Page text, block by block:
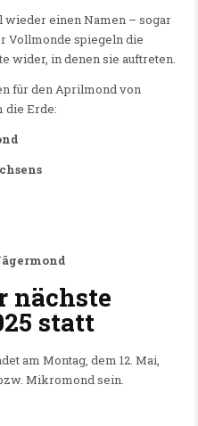
wieder einen Namen – sogar
Vollmonde spiegeln die
wider, in denen sie auftreten.
für den Aprilmond von
die Erde:
nächste
statt
am Montag, dem 12. Mai,
Mikromond sein.